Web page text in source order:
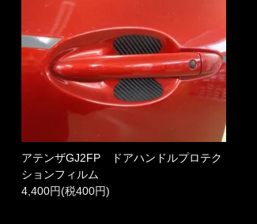
アテンザGJ2FP ドアハンドルプロテク
ションフィルム
4,400円(税400円)